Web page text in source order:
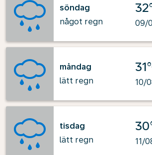
söndag
något regn
09/
måndag
lätt regn
10/
tisdag
lätt regn
11/